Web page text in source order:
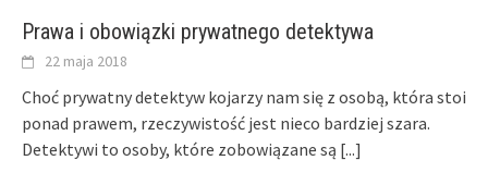
Prawa i obowiązki prywatnego detektywa
22 maja 2018
Choć prywatny detektyw kojarzy nam się z osobą, która stoi
ponad prawem, rzeczywistość jest nieco bardziej szara.
Detektywi to osoby, które zobowiązane są [...]